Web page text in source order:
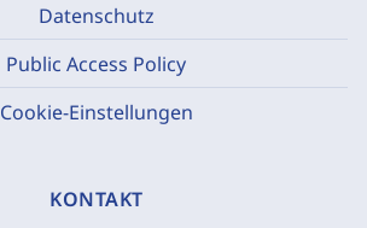
Datenschutz
Public Access Policy
Cookie-Einstellungen
KONTAKT